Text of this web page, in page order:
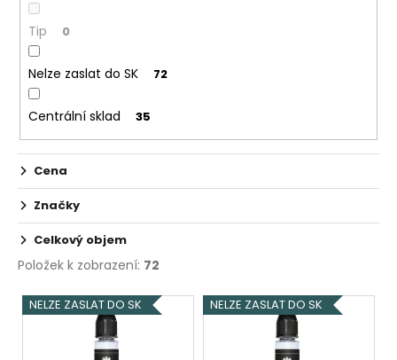
ůTip 0
Nelze zaslat do SK 72
Centrální sklad 35
Cena
Značky
Celkový objem
Položek k zobrazení: 72
V
ý
NELZE ZASLAT DO SK NELZE ZASLAT DO SK
m
INNOKIN
COIL
0,8
OHM
-
ŽHAVÍCÍ
HLAVA
69
Kč